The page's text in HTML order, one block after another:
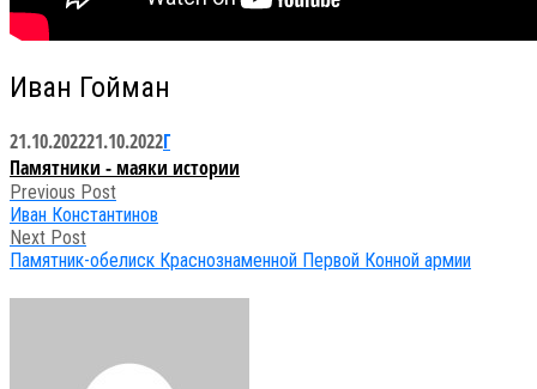
Иван Гойман
21.10.202221.10.2022Г
Памятники - маяки истории
Post
navigation
Previous Post
Иван Константинов
Next Post
Памятник-обелиск Краснознаменной Первой Конной армии